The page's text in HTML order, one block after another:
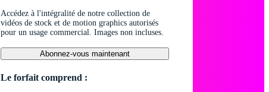
Accédez à l'intégralité de notre collection de
vidéos de stock et de motion graphics autorisés
pour un usage commercial. Images non incluses.
Abonnez-vous maintenant
Le forfait comprend :